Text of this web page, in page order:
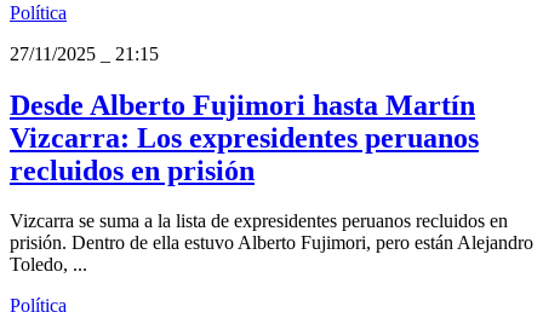
Política
27/11/2025
21:15
Desde Alberto Fujimori hasta Martín
Vizcarra: Los expresidentes peruanos
recluidos en prisión
Vizcarra se suma a la lista de expresidentes peruanos recluidos en
prisión. Dentro de ella estuvo Alberto Fujimori, pero están Alejandro
Toledo, ...
Política